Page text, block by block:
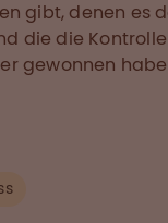
gibt, denen es
die die
gewonnen